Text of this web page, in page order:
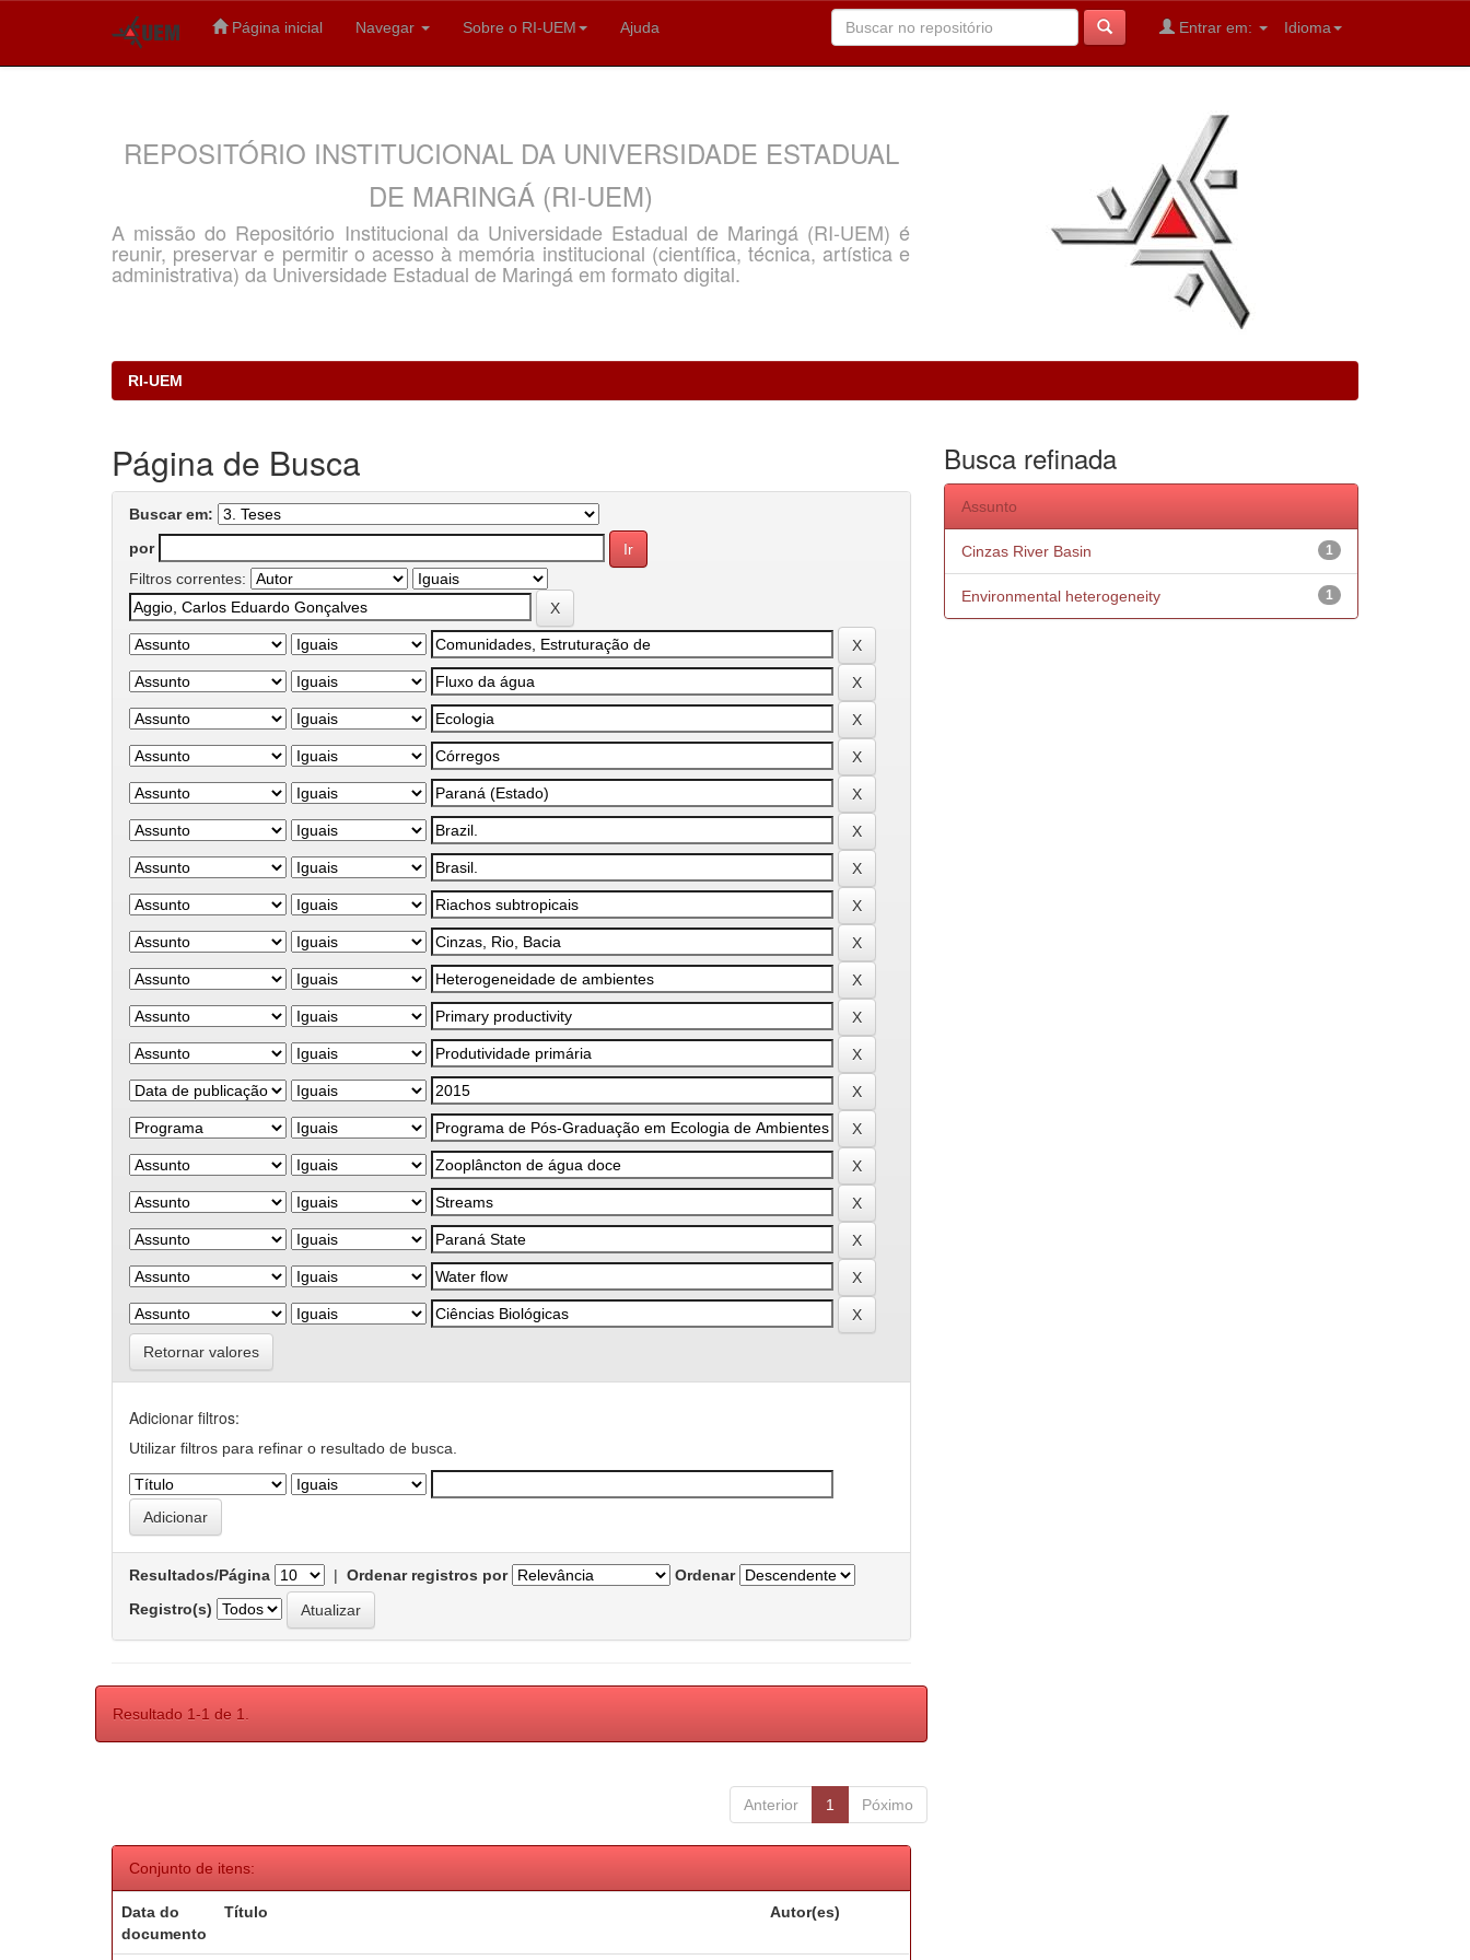
Página inicial Navegar Sobre o RI-UEM Ajuda Idioma
Entrar em:
REPOSITÓRIO INSTITUCIONAL DA UNIVERSIDADE ESTADUAL
DE MARINGÁ (RI-UEM)
A missão do Repositório Institucional da Universidade Estadual de Maringá (RI-UEM) é
reunir, preservar e permitir o acesso à memória institucional (científica, técnica, artística e
administrativa) da Universidade Estadual de Maringá em formato digital.
RI-UEM
Página de Busca
Buscar em:
por
Filtros correntes:
Retornar valores
Adicionar filtros:
Utilizar filtros para refinar o resultado de busca.
Resultados/Página | Ordenar registros por
Ordenar
Registro(s)
Resultado 1-1 de 1.
Anterior 1 Póximo
Conjunto de itens:
Data do
documento
Título Autor(es)
Busca refinada
Assunto
1
Cinzas River Basin
1
Environmental heterogeneity